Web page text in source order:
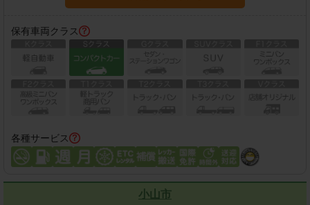
保有車両クラス
各種サービス
小山市